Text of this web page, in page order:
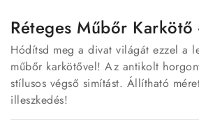
Réteges Műbőr Karkötő
Hódítsd meg a divat világát ezzel a
műbőr karkötővel! Az antikolt
stílusos végső simítást. Állítható
illeszkedés!